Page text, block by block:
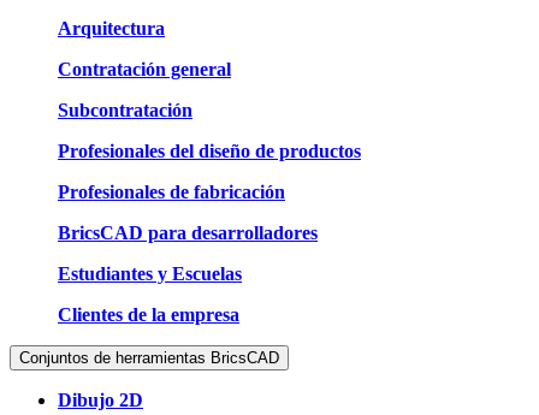
Arquitectura
Contratación general
Subcontratación
Profesionales del diseño de productos
Profesionales de fabricación
BricsCAD para desarrolladores
Estudiantes y Escuelas
Clientes de la empresa
Conjuntos de herramientas BricsCAD
Dibujo 2D